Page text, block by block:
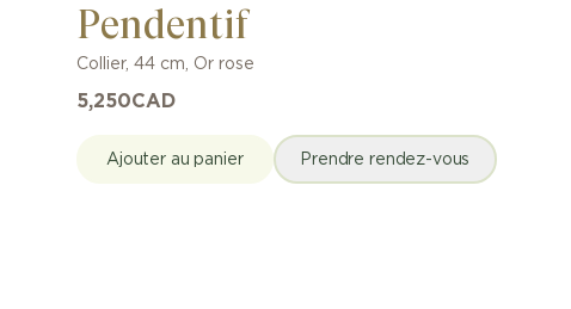
Pendentif
Collier, 44 cm, Or rose
5,250CAD
Ajouter au panier Prendre rendez-vous